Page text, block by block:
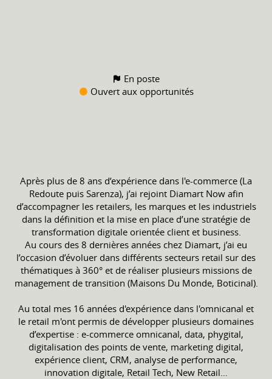
En poste
Ouvert aux opportunités
Après plus de 8 ans d’expérience dans l'e-commerce (La
Redoute puis Sarenza), j’ai rejoint Diamart Now afin
d’accompagner les retailers, les marques et les industriels
dans la définition et la mise en place d’une stratégie de
transformation digitale orientée client et business.
Au cours des 8 dernières années chez Diamart, j’ai eu
l’occasion d’évoluer dans différents secteurs retail sur des
thématiques à 360° et de réaliser plusieurs missions de
management de transition (Maisons Du Monde, Boticinal).
Au total mes 16 années d'expérience dans l'omnicanal et
le retail m'ont permis de développer plusieurs domaines
d’expertise : e-commerce omnicanal, data, phygital,
digitalisation des points de vente, marketing digital,
expérience client, CRM, analyse de performance,
innovation digitale, Retail Tech, New Retail…